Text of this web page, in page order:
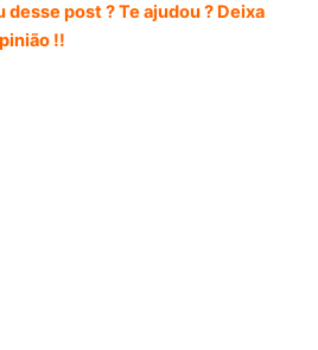
desse post ? Te ajudou ? Deixa
!!